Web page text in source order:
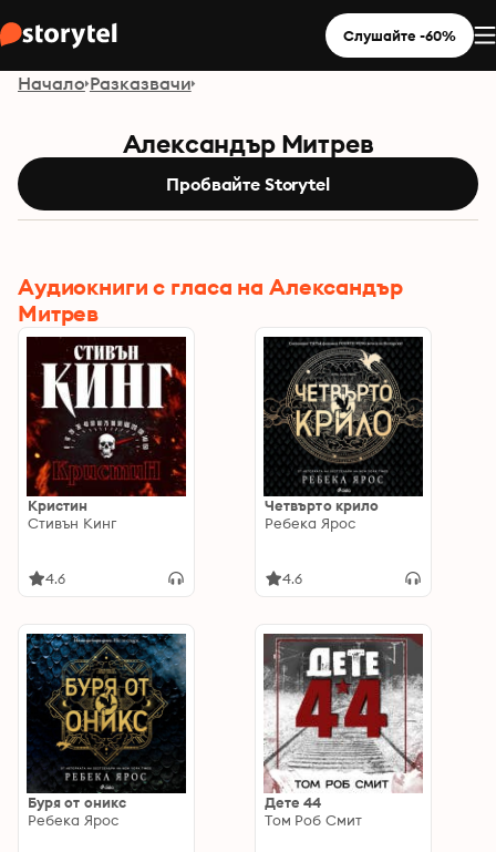
Слушайте -60%
Начало Разказвачи
Александър Митрев
Пробвайте Storytel
Aудиокниги с гласа на Александър
Митрев
Кристин
Стивън Кинг
4.6
Четвърто крило
Ребека Ярос
4.6
Буря от оникс
Ребека Ярос
Дете 44
Том Роб Смит